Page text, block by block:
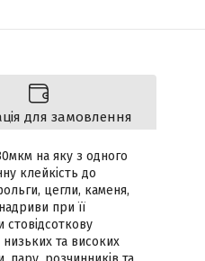
для замовлення
на яку з одного
клейкість до
цегли, каменя,
при її
стовідсоткову
низьких та високих